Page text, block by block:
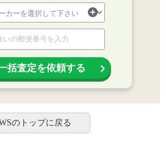
括査定を依頼する
のトップに戻る